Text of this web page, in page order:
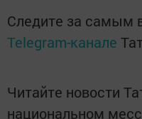
Следите за самым
Telegram-канале
Читайте новости
национальном